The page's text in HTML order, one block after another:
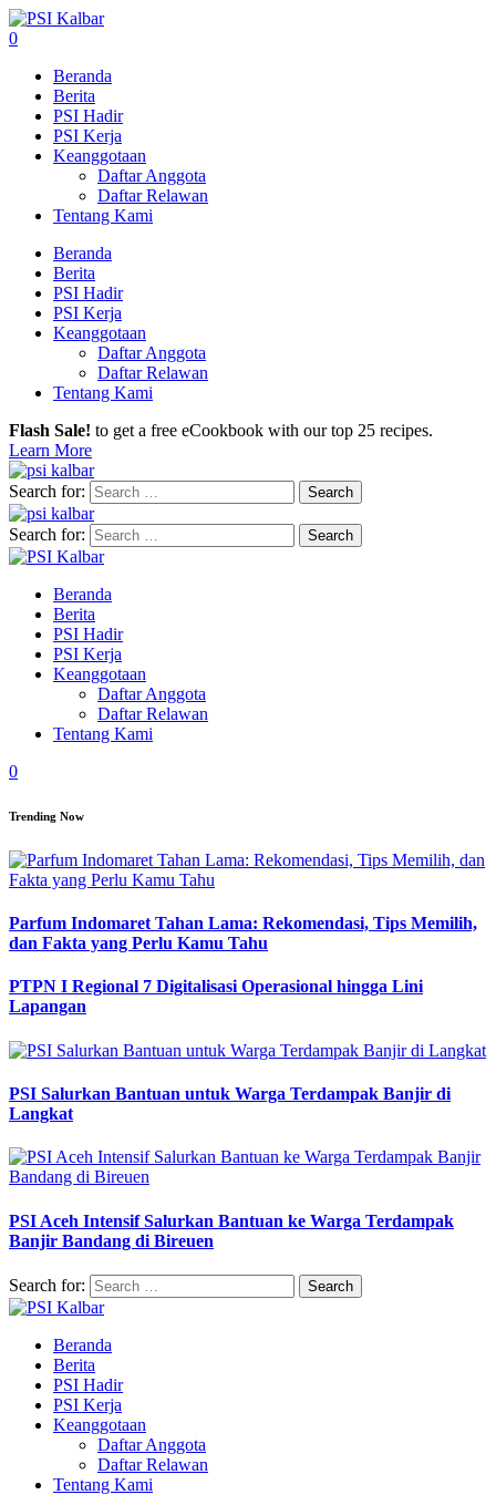
0
Beranda
Berita
PSI Hadir
PSI Kerja
Keanggotaan
Daftar Anggota
Daftar Relawan
Tentang Kami
Beranda
Berita
PSI Hadir
PSI Kerja
Keanggotaan
Daftar Anggota
Daftar Relawan
Tentang Kami
Flash Sale! to get a free eCookbook with our top 25 recipes.
Learn More
Search for:
Search for:
Beranda
Berita
PSI Hadir
PSI Kerja
Keanggotaan
Daftar Anggota
Daftar Relawan
Tentang Kami
0
Trending Now
Parfum Indomaret Tahan Lama: Rekomendasi, Tips Memilih,
dan Fakta yang Perlu Kamu Tahu
PTPN I Regional 7 Digitalisasi Operasional hingga Lini
Lapangan
PSI Salurkan Bantuan untuk Warga Terdampak Banjir di
Langkat
PSI Aceh Intensif Salurkan Bantuan ke Warga Terdampak
Banjir Bandang di Bireuen
Search for:
Beranda
Berita
PSI Hadir
PSI Kerja
Keanggotaan
Daftar Anggota
Daftar Relawan
Tentang Kami